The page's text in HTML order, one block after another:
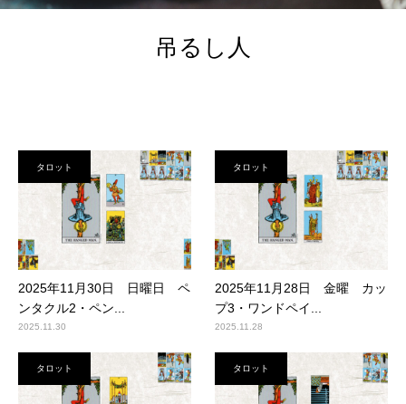
吊るし人
タロット
2025年11月30日 日曜日 ペ
ンタクル2・ペン...
2025.11.30
タロット
2025年11月28日 金曜 カッ
プ3・ワンドペイ...
2025.11.28
タロット タロット